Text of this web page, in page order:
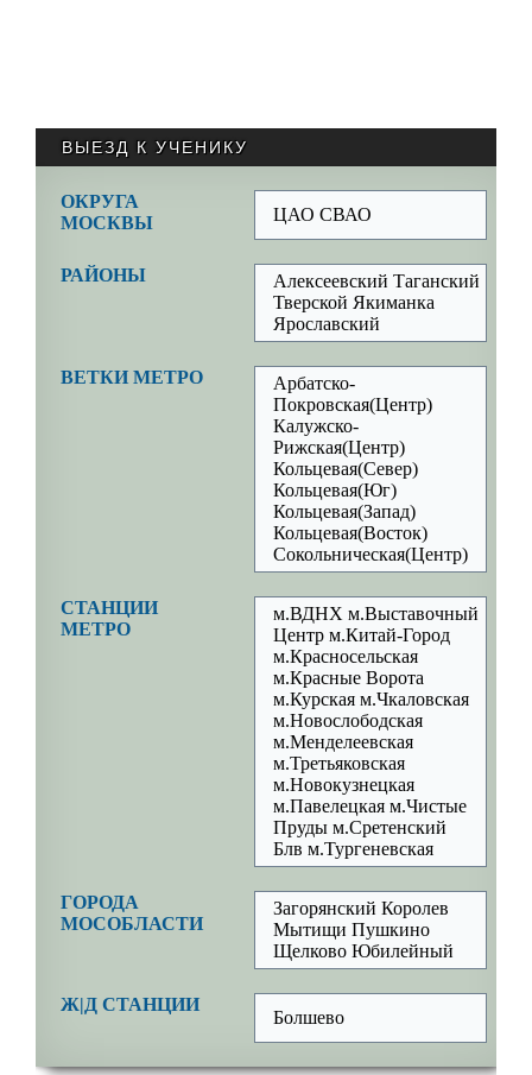
ВЫЕЗД К УЧЕНИКУ
ОКРУГА
МОСКВЫ
ЦАО СВАО
РАЙОНЫ
Алексеевский Таганский
Тверской Якиманка
Ярославский
ВЕТКИ МЕТРО
Арбатско-
Покровская(Центр)
Калужско-
Рижская(Центр)
Кольцевая(Север)
Кольцевая(Юг)
Кольцевая(Запад)
Кольцевая(Восток)
Сокольническая(Центр)
СТАНЦИИ
МЕТРО
м.ВДНХ м.Выставочный
Центр м.Китай-Город
м.Красносельская
м.Красные Ворота
м.Курская м.Чкаловская
м.Новослободская
м.Менделеевская
м.Третьяковская
м.Новокузнецкая
м.Павелецкая м.Чистые
Пруды м.Сретенский
Блв м.Тургеневская
ГОРОДА
МОСОБЛАСТИ
Загорянский Королев
Мытищи Пушкино
Щелково Юбилейный
Ж|Д СТАНЦИИ
Болшево